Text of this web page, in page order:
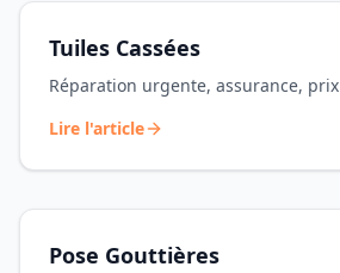
Tuiles Cassées
Réparation urgente, assurance, prix
Lire l'article
Pose Gouttières